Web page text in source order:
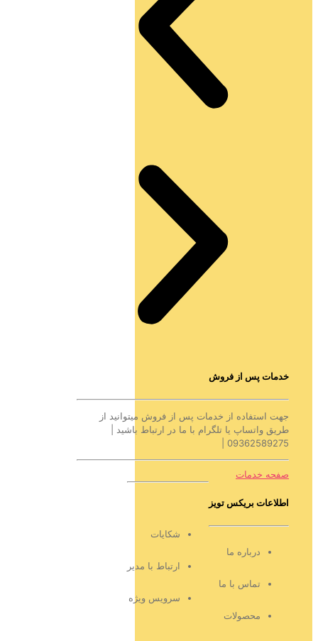
خدمات پس از فروش
جهت استفاده از خدمات پس از فروش میتوانید از
طریق واتساپ یا تلگرام با ما در ارتباط باشید |
09362589275 |
صفحه خدمات
اطلاعات بریکس تویز
درباره ما
تماس با ما
محصولات
شکایات
ارتباط با مدیر
سرویس ویژه